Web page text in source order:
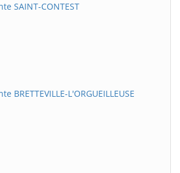
SAINT-CONTEST
BRETTEVILLE-L'ORGUEILLEUSE